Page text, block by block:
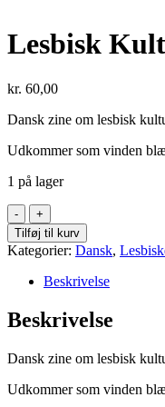
Lesbisk
kr. 60,00
Dansk zine om lesbisk
Udkommer som vinden
1 på lager
Lesbisk
Kultur
vol
3.
Februar
2023
antal
Tilføj til kurv
Kategorier: Dansk,
Beskrivelse
Beskrivelse
Dansk zine om lesbisk
Udkommer som vinden